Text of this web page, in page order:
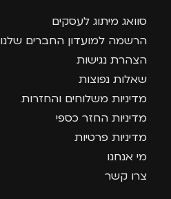
סוואג מיתוג לעסקים
הרשמה למועדון החברים שלנו
הצהרת נגישות
שאלות נפוצות
מדיניות משלוחים והחזרות
מדיניות החזר כספי
מדיניות פרטיות
מי אנחנו
צרו קשר